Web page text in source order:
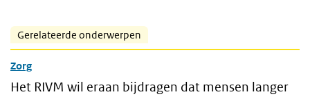
Gerelateerde onderwerpen
Zorg
Het RIVM wil eraan bijdragen dat mensen langer